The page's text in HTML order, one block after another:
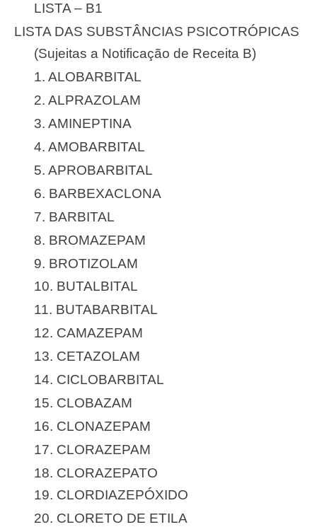
LISTA – B1
LISTA DAS SUBSTÂNCIAS PSICOTRÓPICAS
(Sujeitas a Notificação de Receita B)
1. ALOBARBITAL
2. ALPRAZOLAM
3. AMINEPTINA
4. AMOBARBITAL
5. APROBARBITAL
6. BARBEXACLONA
7. BARBITAL
8. BROMAZEPAM
9. BROTIZOLAM
10. BUTALBITAL
11. BUTABARBITAL
12. CAMAZEPAM
13. CETAZOLAM
14. CICLOBARBITAL
15. CLOBAZAM
16. CLONAZEPAM
17. CLORAZEPAM
18. CLORAZEPATO
19. CLORDIAZEPÓXIDO
20. CLORETO DE ETILA